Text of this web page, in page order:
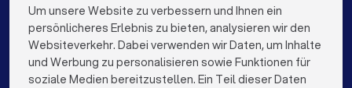
Sicherheitsdienste in Seelze
Sicherheitsdienste in Berlin
Sicherheitsdienste in Hamburg
Die besten Sicherheitsdienste für Sie
info@trustlocal.de
Um unsere Website zu verbessern und Ihnen ein
persönlicheres Erlebnis zu bieten, analysieren wir den
Websiteverkehr. Dabei verwenden wir Daten, um Inhalte
und Werbung zu personalisieren sowie Funktionen für
soziale Medien bereitzustellen. Ein Teil dieser Daten